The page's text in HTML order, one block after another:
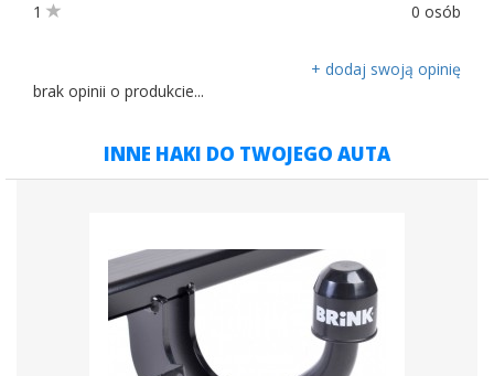
1
0 osób
+ dodaj swoją opinię
brak opinii o produkcie...
INNE HAKI DO TWOJEGO AUTA